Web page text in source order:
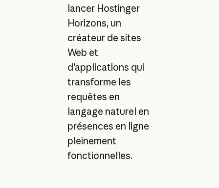
lancer Hostinger
Horizons, un
créateur de sites
Web et
d'applications qui
transforme les
requêtes en
langage naturel en
présences en ligne
pleinement
fonctionnelles.